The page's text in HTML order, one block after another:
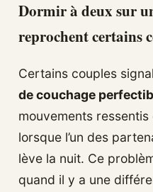
Dormir à deux sur
reprochent certains
Certains couples
de couchage
mouvements ressentis
lorsque l’un des
lève la nuit. Ce
quand il y a une